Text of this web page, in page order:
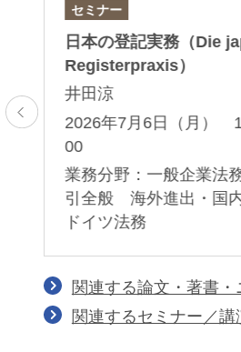
セミナー
日本の登記実務（Die
Registerpraxis）
井田涼
2026年7月6日（月）
00
業務分野：一般企業法
引全般 海外進出・国
ドイツ法務
関連する論文・著書
関連するセミナー／講